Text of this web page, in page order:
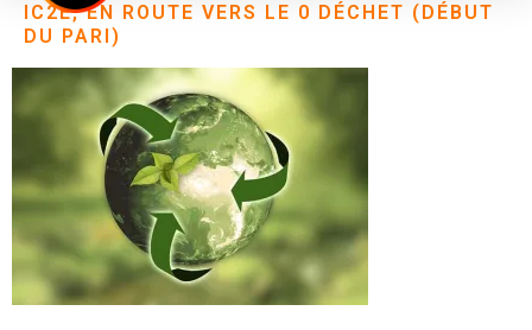
IC2E, EN ROUTE VERS LE 0 DÉCHET (DÉBUT
DU PARI)